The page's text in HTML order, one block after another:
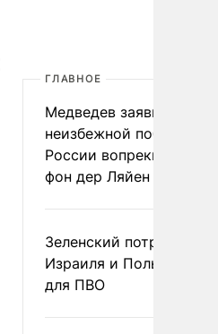
ГЛАВНОЕ
Медведев заявил о
неизбежной победе
России вопреки словам
фон дер Ляйен
Зеленский потребовал
Израиля и Польши
для ПВО